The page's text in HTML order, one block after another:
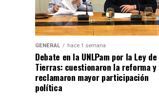
GENERAL hace 1 semana
Debate en la UNLPam por la Ley de
Tierras: cuestionaron la reforma y
reclamaron mayor participación
política